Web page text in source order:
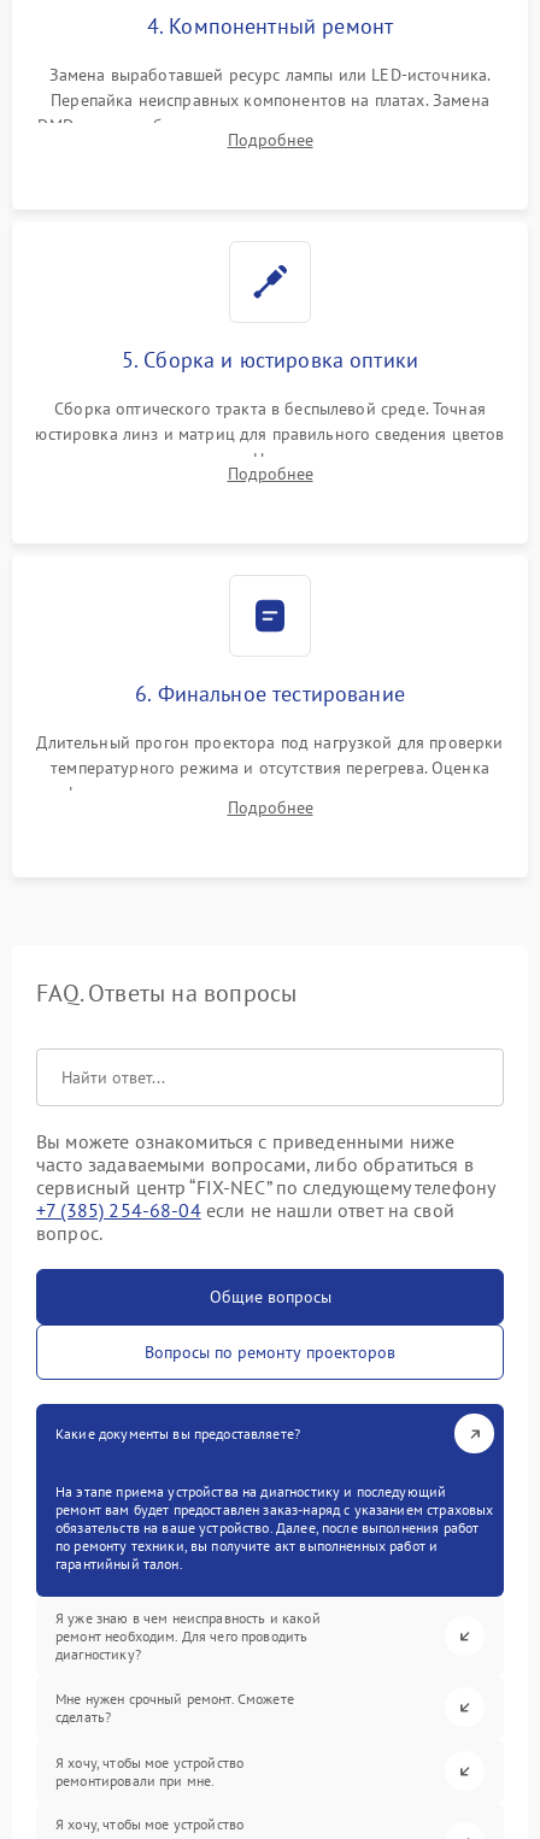
4. Компонентный ремонт
Замена выработавшей ресурс лампы или LED-источника.
Перепайка неисправных компонентов на платах. Замена
DMD-чипа при битых пикселях, установка нового цветового
колеса или восстановление сгоревших поляризационных
Подробнее
5. Сборка и юстировка оптики
Сборка оптического тракта в беспылевой среде. Точная
юстировка линз и матриц для правильного сведения цветов
и устранения размытия. Надежное подключение всех
шлейфов, установка датчиков и закрытие корпуса
Подробнее
6. Финальное тестирование
Длительный прогон проектора под нагрузкой для проверки
температурного режима и отсутствия перегрева. Оценка
фокуса, контрастности и цветопередачи на тестовых
таблицах. Проверка работы всех видеовходов и кнопок
Подробнее
FAQ. Ответы на вопросы
Вы можете ознакомиться с приведенными ниже
часто задаваемыми вопросами, либо обратиться в
сервисный центр “FIX-NEC” по следующему телефону
+7 (385) 254-68-04если не нашли ответ на свой
вопрос.
Общие вопросы
Вопросы по ремонту проекторов
Какие документы вы предоставляете?
На этапе приема устройства на диагностику и последующий
ремонт вам будет предоставлен заказ-наряд с указанием страховых
обязательств на ваше устройство. Далее, после выполнения работ
по ремонту техники, вы получите акт выполненных работ и
гарантийный талон.
Я уже знаю в чем неисправность и какой
ремонт необходим. Для чего проводить
диагностику?
Мне нужен срочный ремонт. Сможете
сделать?
Я хочу, чтобы мое устройство
ремонтировали при мне.
Я хочу, чтобы мое устройство